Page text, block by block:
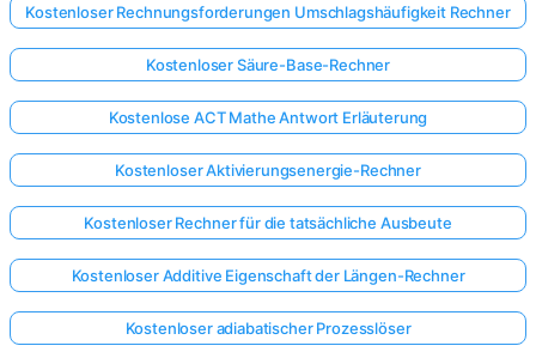
Kostenloser Rechnungsforderungen Umschlagshäufigkeit Rechner
Kostenloser Säure-Base-Rechner
Kostenlose ACT Mathe Antwort Erläuterung
Kostenloser Aktivierungsenergie-Rechner
Kostenloser Rechner für die tatsächliche Ausbeute
Kostenloser Additive Eigenschaft der Längen-Rechner
Kostenloser adiabatischer Prozesslöser